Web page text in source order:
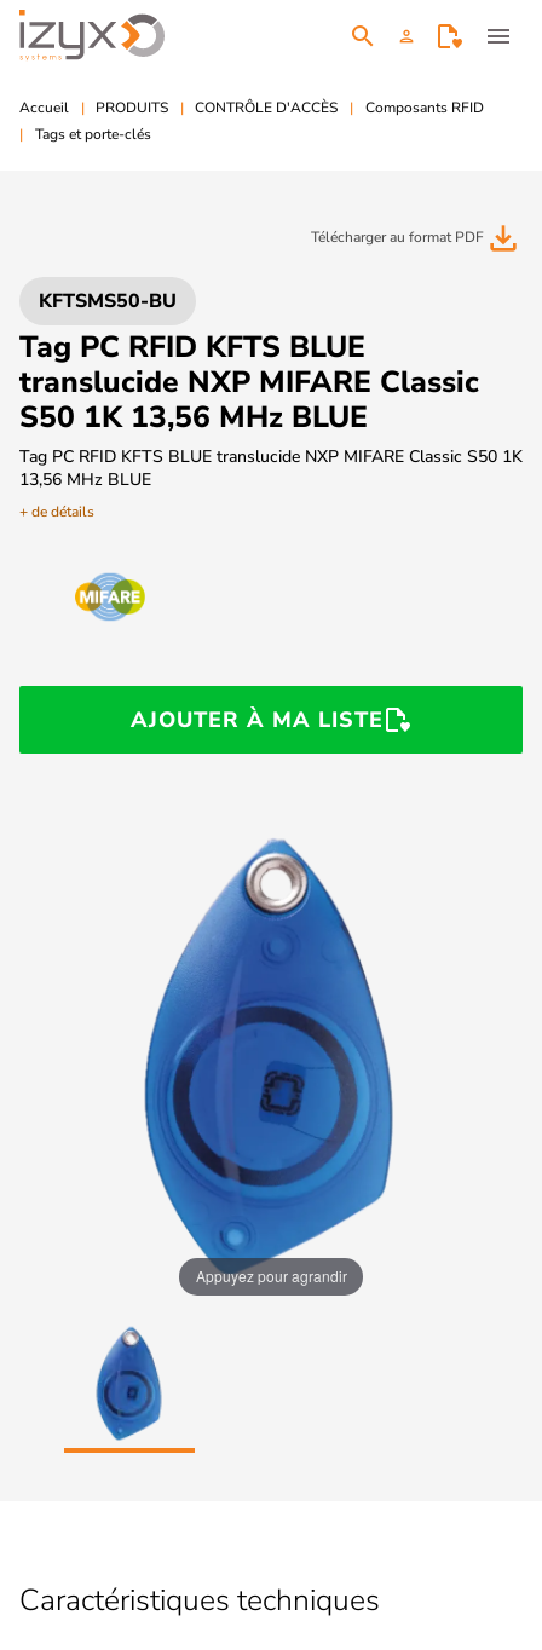
search person menu
Accueil PRODUITS CONTRÔLE D'ACCÈS
Composants RFID
Tags et porte-clés
Télécharger au format PDF file_download
KFTSMS50-BU
Tag PC RFID KFTS BLUE
translucide NXP MIFARE Classic
S50 1K 13,56 MHz BLUE
Tag PC RFID KFTS BLUE translucide NXP MIFARE Classic S50 1K
13,56 MHz BLUE
+ de détails
AJOUTER À MA LISTE
Appuyez pour agrandir
Caractéristiques techniques